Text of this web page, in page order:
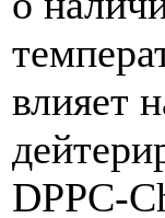
влияет
DPPC-